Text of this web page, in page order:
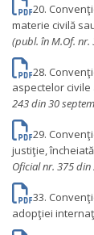
20.
materie civilă
(publ. în M.Of. nr.
28.
aspectelor
243 din 30
29.
justiţie,
Oficial nr. 375 din
33.
adopţiei